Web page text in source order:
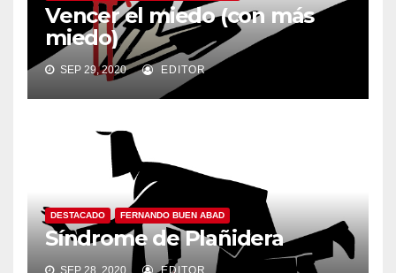
Vencer el miedo (con más
miedo)
SEP 29, 2020 EDITOR
DESTACADO FERNANDO BUEN ABAD
Síndrome de Plañidera
SEP 28, 2020 EDITOR